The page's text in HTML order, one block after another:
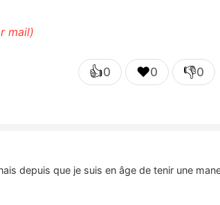
mail)
👍0 ❤️0 👎0
depuis que je suis en âge de tenir une